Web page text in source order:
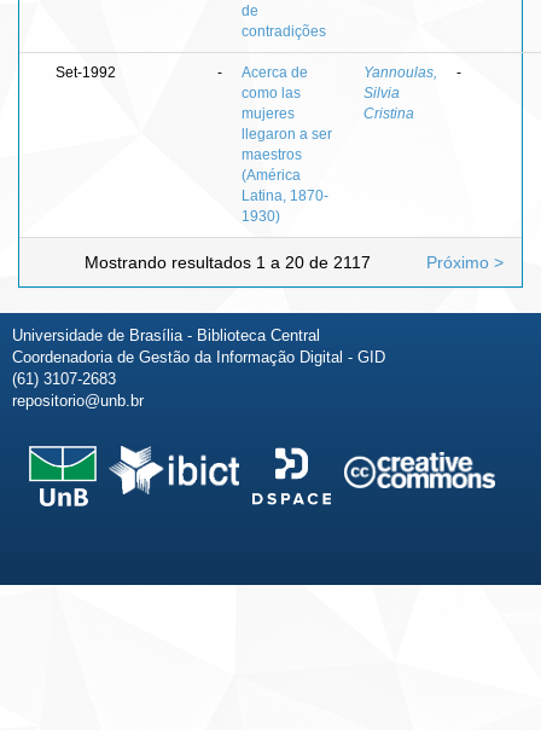
de
contradições
Set-1992 -
Acerca de
como las
mujeres
llegaron a ser
maestros
(América
Latina, 1870-
1930)
Yannoulas,
Silvia
Cristina
-
Mostrando resultados 1 a 20 de 2117 Próximo >
Universidade de Brasília - Biblioteca Central
Coordenadoria de Gestão da Informação Digital - GID
(61) 3107-2683
repositorio@unb.br